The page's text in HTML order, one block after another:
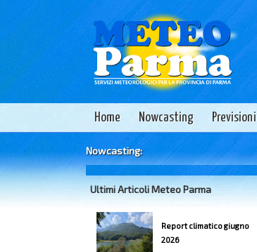
Home Nowcasting Previsioni
Nowcasting:
Ultimi Articoli Meteo Parma
Report climatico giugno
2026